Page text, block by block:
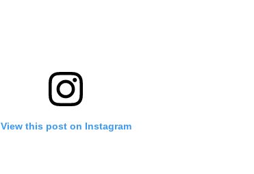
View this post on Instagram